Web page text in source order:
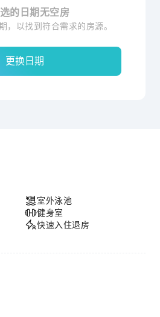
的日期无空房
，以找到符合需求的房源。
更换日期
室外泳池
健身室
快速入住退房